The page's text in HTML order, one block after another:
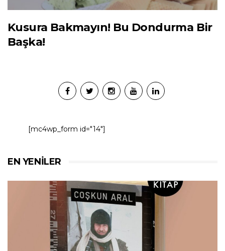
Kusura Bakmayın! Bu Dondurma Bir
Başka!
[mc4wp_form id="14"]
EN YENILER